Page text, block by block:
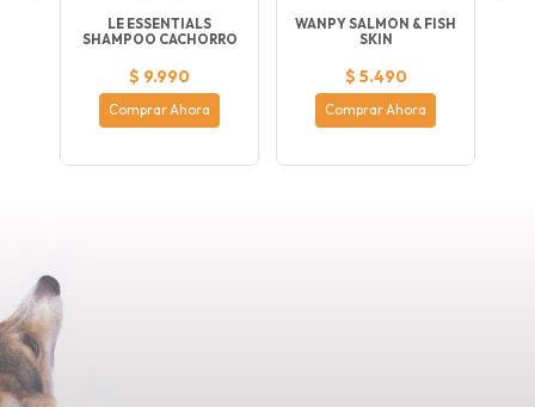
LE ESSENTIALS
SHAMPOO CACHORRO
$ 9.990
Comprar Ahora
WANPY SALMON & FISH
SKIN
$ 5.490
Comprar Ahora